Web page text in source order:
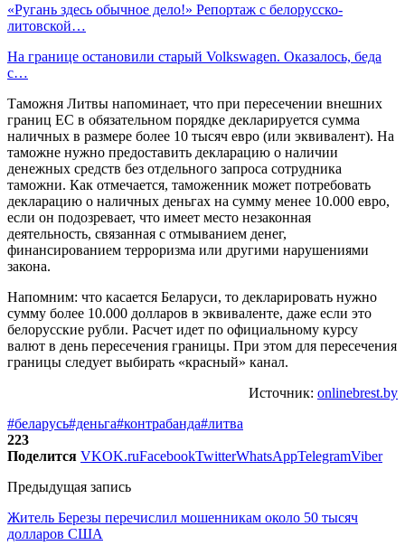
«Ругань здесь обычное дело!» Репортаж с белорусско-
литовской…
На границе остановили старый Volkswagen. Оказалось, беда
с…
Таможня Литвы напоминает, что при пересечении внешних
границ ЕС в обязательном порядке декларируется сумма
наличных в размере более 10 тысяч евро (или эквивалент). На
таможне нужно предоставить декларацию о наличии
денежных средств без отдельного запроса сотрудника
таможни. Как отмечается, таможенник может потребовать
декларацию о наличных деньгах на сумму менее 10.000 евро,
если он подозревает, что имеет место незаконная
деятельность, связанная с отмыванием денег,
финансированием терроризма или другими нарушениями
закона.
Напомним: что касается Беларуси, то декларировать нужно
сумму более 10.000 долларов в эквиваленте, даже если это
белорусские рубли. Расчет идет по официальному курсу
валют в день пересечения границы. При этом для пересечения
границы следует выбирать «красный» канал.
Источник: onlinebrest.by
#беларусь#деньга#контрабанда#литва
223
Поделится VKOK.ruFacebookTwitterWhatsAppTelegramViber
Предыдущая запись
Житель Березы перечислил мошенникам около 50 тысяч
долларов США